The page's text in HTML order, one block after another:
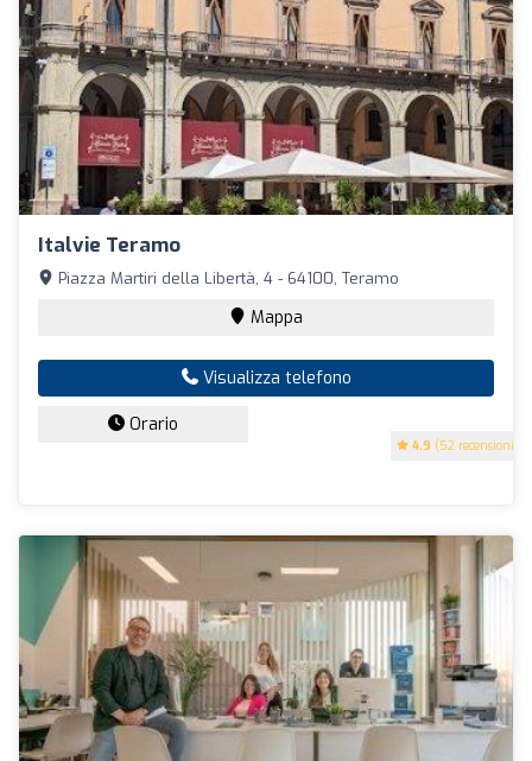
Italvie Teramo
4.9 (52 recensioni)
Piazza Martiri della Libertà, 4 - 64100, Teramo
Mappa
Visualizza telefono
Orario